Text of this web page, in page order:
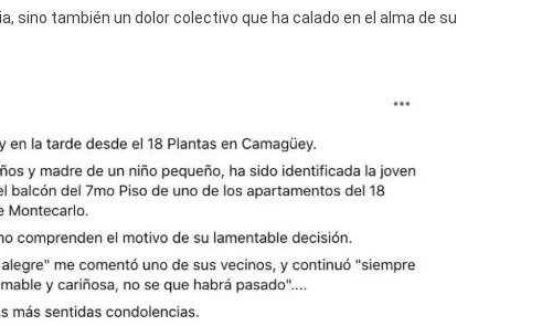
sino también un dolor colectivo que ha calado en el alma de su